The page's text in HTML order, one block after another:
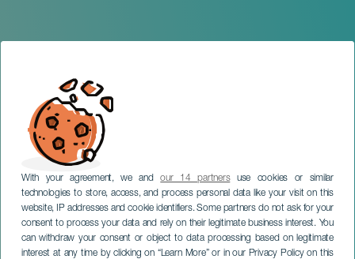
With your agreement, we andour 14 partnersuse cookies or similar
technologies to store, access, and process personal data like your visit on this
website, IP addresses and cookie identifiers. Some partners do not ask for your
consent to process your data and rely on their legitimate business interest. You
can withdraw your consent or object to data processing based on legitimate
interest at any time by clicking on “Learn More” or in our Privacy Policy on this
TENERIFE